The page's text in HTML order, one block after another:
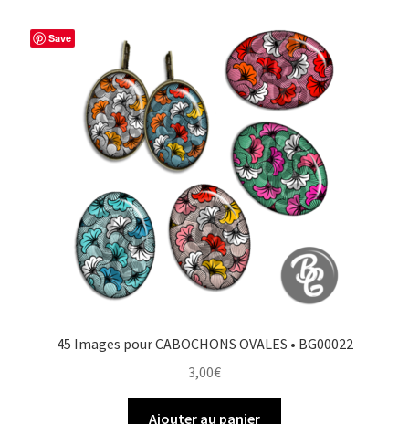
Save
45 Images pour CABOCHONS OVALES • BG00022
3,00€
Ajouter au panier